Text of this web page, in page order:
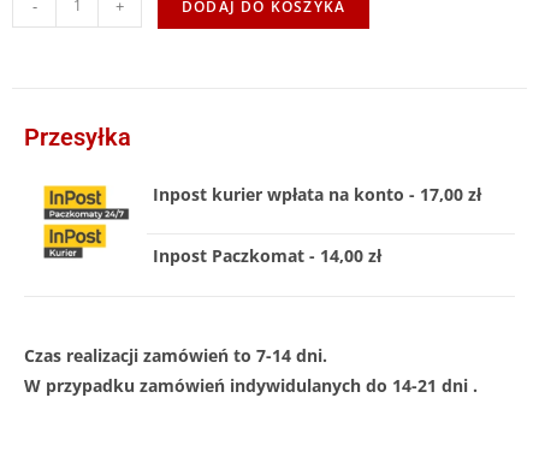
- + DODAJ DO KOSZYKA
Przesyłka
Inpost kurier wpłata na konto - 17,00 zł
Inpost Paczkomat - 14,00 zł
Czas realizacji zamówień to 7-14 dni.
W przypadku zamówień indywidulanych do 14-21 dni .